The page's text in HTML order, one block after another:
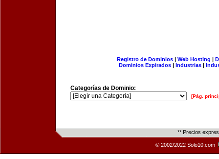
Registro de Dominios| Web Hosting |
Dominios Expirados | Industrias |
Categorías de Dominio:
[Pág.
** Precios
© 2002/2022 Solo10.com